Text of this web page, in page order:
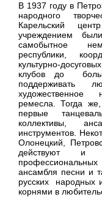
В 1937 году в
народного
Карельский
учреждением
самобытное
республики,
культурно-
клубов до
поддерживать
художественное
ремесла. Тогда
первые
коллективы,
инструментов.
Олонецкий,
действуют и
ансамбля песни и
русских народных
корнями в